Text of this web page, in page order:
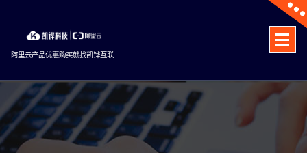
content
阿里云产品优惠购买就找凯铧互联